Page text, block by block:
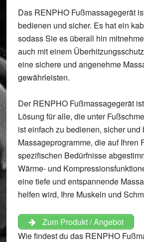
Das RENPHO Fußmassagegerät
bedienen und sicher. Es hat ein
sodass Sie es überall hin
auch mit einem Überhitzungsschutz
einesichere und angenehme
gewährleisten.
Der RENPHO Fußmassagegerät
Lösung für alle, die unter
ist einfach zu bedienen, sicher und
Massageprogramme, die auf Ihren
spezifischen Bedürfnisse
Wärme- und
eine tiefe und entspannende
helfen wird, Ihre Muskeln und
Zum Produkt / Angebot
Wie findest du das RENPHO